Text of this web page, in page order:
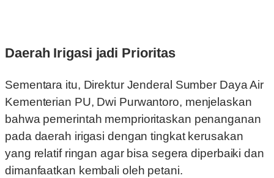
Daerah Irigasi jadi Prioritas
Sementara itu, Direktur Jenderal Sumber Daya Air
Kementerian PU, Dwi Purwantoro, menjelaskan
bahwa pemerintah memprioritaskan penanganan
pada daerah irigasi dengan tingkat kerusakan
yang relatif ringan agar bisa segera diperbaiki dan
dimanfaatkan kembali oleh petani.